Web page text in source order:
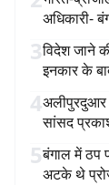
अधिकारी-
3विदेश जाने
इनकार के
4अलीपुरदुआर
सांसद
5बंगाल में ठप
अटके थे